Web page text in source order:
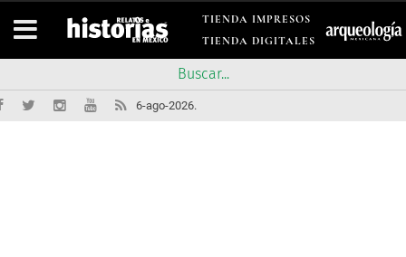
TIENDA IMPRESOS
TIENDA DIGITALES
6-ago-2026.